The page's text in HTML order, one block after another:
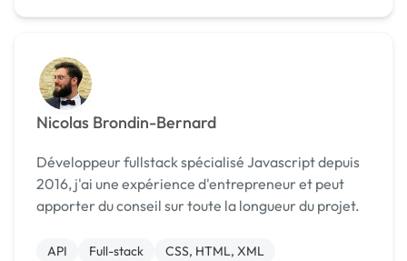
Nicolas Brondin-Bernard
Développeur fullstack spécialisé Javascript depuis
2016, j'ai une expérience d'entrepreneur et peut
apporter du conseil sur toute la longueur du projet.
API Full-stack CSS, HTML, XML